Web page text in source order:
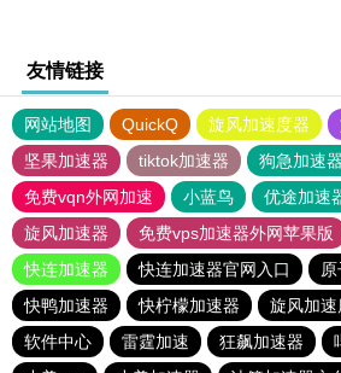
友情链接
网站地图 QuickQ 旋风加速度器
坚果加速器
tiktok加速器
狗急加速
免费vqn外网加速
小蓝鸟 优途加速
旋风加速器
免费vps加速器外网苹果版
快连加速器
快连加速器官网入口
快鸭加速器
快柠檬加速器 旋风加速
软件中心
雷霆加速 狂飙加速器